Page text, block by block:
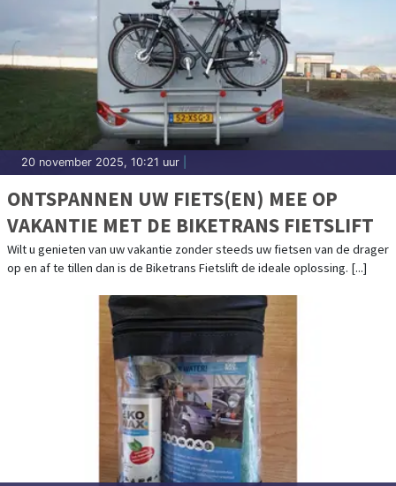
20 november 2025, 10:21 uur
ONTSPANNEN UW FIETS(EN) MEE OP
VAKANTIE MET DE BIKETRANS FIETSLIFT
Wilt u genieten van uw vakantie zonder steeds uw fietsen van de drager
op en af te tillen dan is de Biketrans Fietslift de ideale oplossing. [...]